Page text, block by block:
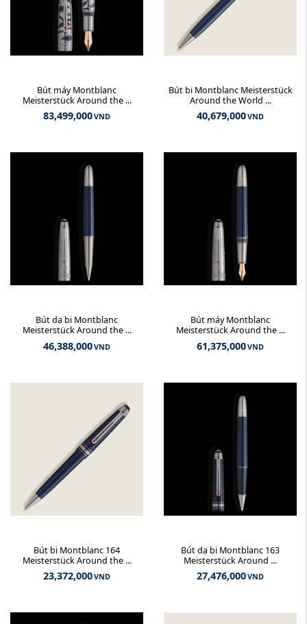
Bút máy Montblanc
Meisterstück Around the ...
83,499,000VND
Bút bi Montblanc Meisterstück
Around the World ...
40,679,000VND
Bút dạ bi Montblanc
Meisterstück Around the ...
46,388,000VND
Bút máy Montblanc
Meisterstück Around the ...
61,375,000VND
Bút bi Montblanc 164
Meisterstück Around the ...
23,372,000VND
Bút dạ bi Montblanc 163
Meisterstück Around ...
27,476,000VND